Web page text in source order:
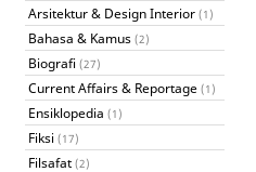
Arsitektur & Design Interior (1)
Bahasa & Kamus (2)
Biografi (27)
Current Affairs & Reportage (1)
Ensiklopedia (1)
Fiksi (17)
Filsafat (2)